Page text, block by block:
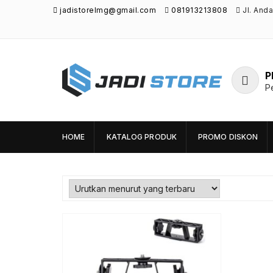
jadistorelmg@gmail.com 081913213808 Jl.
Jadi Store
Unik di Lamongan
HOME KATALOG PRODUK PROMO DISKON